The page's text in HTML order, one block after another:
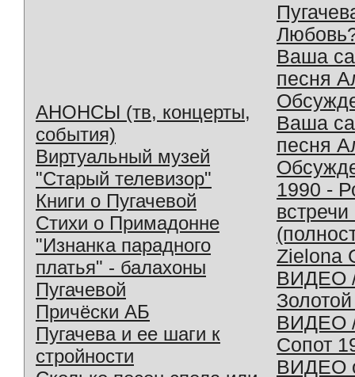
АНОНСЫ (тв, концерты,
события)
Виртуальный музей
"Старый телевизор"
Книги о Пугачевой
Стихи о Примадонне
"Изнанка парадного
платья" - балахоны
Пугачевой
Причёски АБ
Пугачева и ее шаги к
стройности
Ваша
песня
Ваша
песня
1990 -
Zielona
ВИДЕО
ВИДЕО
Сопот
ВИДЕО